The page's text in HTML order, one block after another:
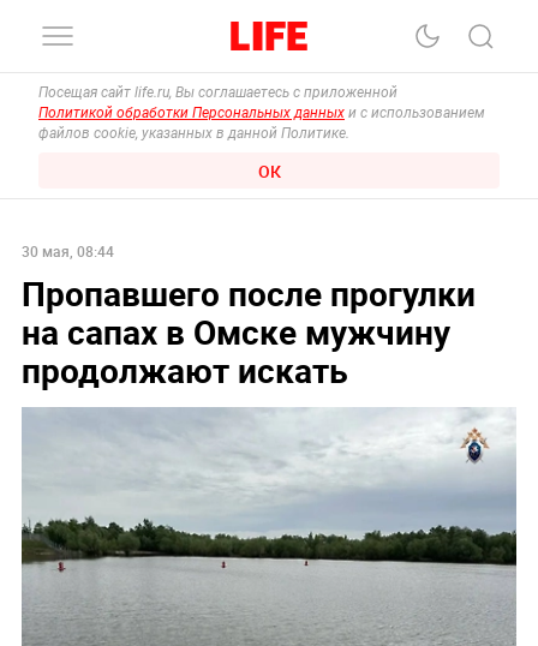
Посещая сайт life.ru, Вы соглашаетесь с приложенной
Политикой обработки Персональных данных и с использованием
файлов cookie, указанных в данной Политике.
ОК
30 мая, 08:44
Пропавшего после прогулки
на сапах в Омске мужчину
продолжают искать